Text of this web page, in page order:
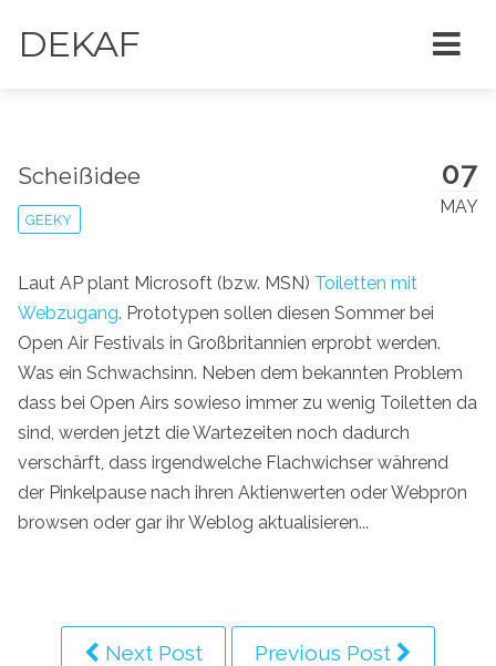
DEKAF
07
MAY
Scheißidee
GEEKY
Laut AP plant Microsoft (bzw. MSN) Toiletten mit
Webzugang. Prototypen sollen diesen Sommer bei
Open Air Festivals in Großbritannien erprobt werden.
Was ein Schwachsinn. Neben dem bekannten Problem
dass bei Open Airs sowieso immer zu wenig Toiletten da
sind, werden jetzt die Wartezeiten noch dadurch
verschärft, dass irgendwelche Flachwichser während
der Pinkelpause nach ihren Aktienwerten oder Webpr0n
browsen oder gar ihr Weblog aktualisieren...
Next Post Previous Post